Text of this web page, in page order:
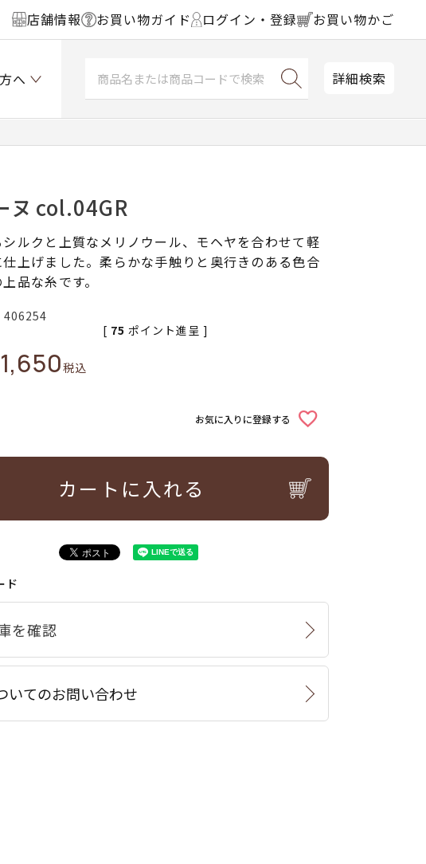
店舗情報 お買い物ガイド ログイン・登録 お買い物かご
へ 詳細検索
ヌ col.04GR
ルクと上質なメリノウール、モヘヤを合わせて軽
上げました。柔らかな手触りと奥行きのある色合
品な糸です。
406254
1,650税込
[ 75 ポイント進呈 ]
お気に入りに登録する
カートに入れる
ド
いてのお問い合わせ